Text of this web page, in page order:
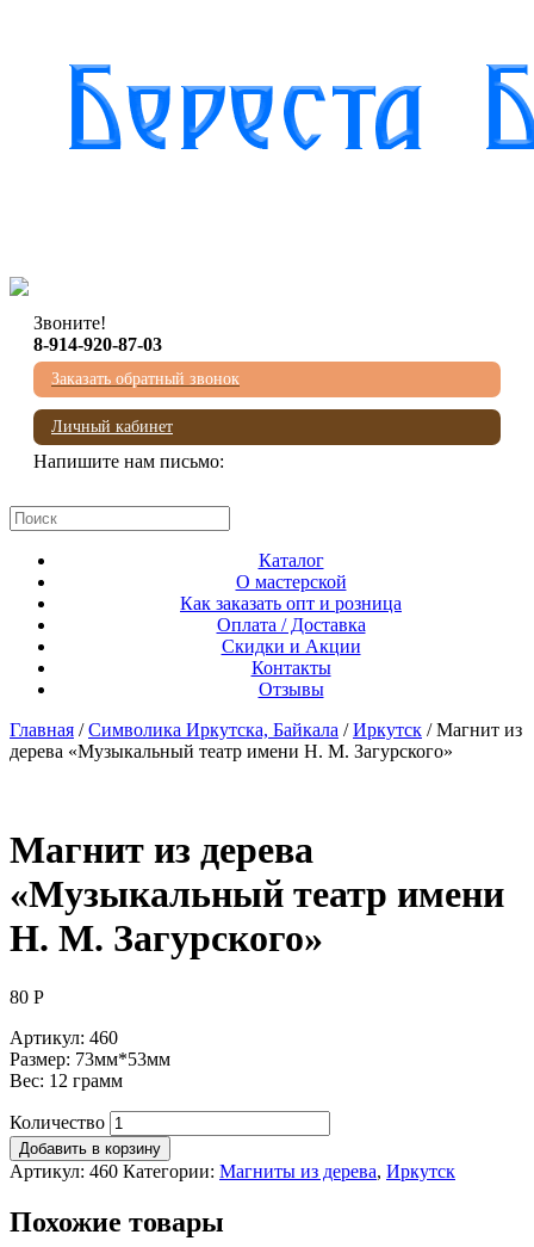
Звоните!
8-914-920-87-03
Заказать обратный звонок
Личный кабинет
Напишите нам письмо:
Каталог
О мастерской
Как заказать опт и розница
Оплата / Доставка
Скидки и Акции
Контакты
Отзывы
Главная /Символика Иркутска, Байкала /Иркутск / Магнит из
дерева «Музыкальный театр имени Н. М. Загурского»
Магнит из дерева
«Музыкальный театр имени
Н. М. Загурского»
80 Р
Артикул: 460
Размер: 73мм*53мм
Вес: 12 грамм
Количество
Добавить в корзину
Артикул: 460 Категории: Магниты из дерева, Иркутск
Похожие товары